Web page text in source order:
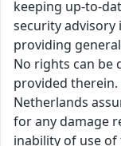
keeping up-to-
security
providing
No rights can be
provided therein.
Netherlands
for any damage
inability of use of